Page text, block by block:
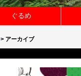
ぐるめ
> アーカイブ